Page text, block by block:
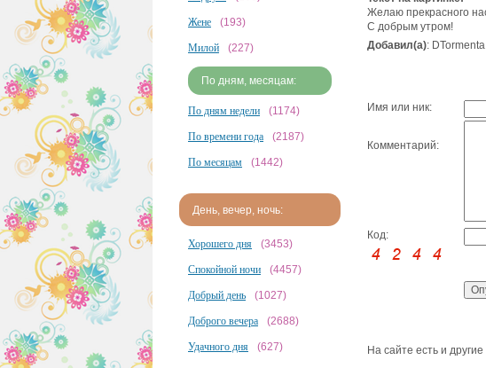
Жене (193)
Милой (227)
По дням, месяцам:
По дням недели (1174)
По времени года (2187)
По месяцам (1442)
День, вечер, ночь:
Хорошего дня (3453)
Спокойной ночи (4457)
Добрый день (1027)
Доброго вечера (2688)
Удачного дня (627)
Желаю прекрасного
С добрым утром!
Добавил(а):
Имя или ник:
Комментарий:
Код:
На сайте есть и